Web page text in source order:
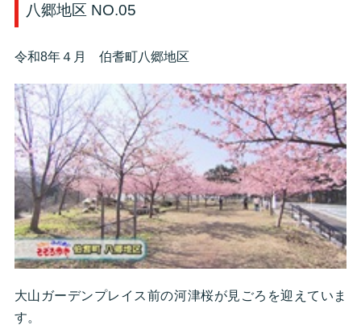
八郷地区 NO.05
令和8年４月 伯耆町八郷地区
大山ガーデンプレイス前の河津桜が見ごろを迎えていま
す。